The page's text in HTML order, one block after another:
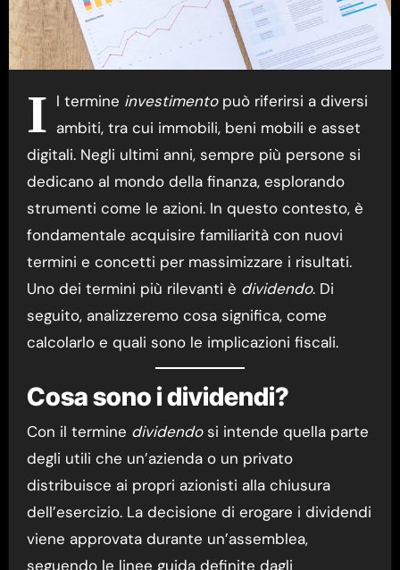
I l termine investimentopuò riferirsi a diversi
ambiti, tra cui immobili, beni mobili e asset
digitali. Negli ultimi anni, sempre più persone si
dedicano al mondo della finanza, esplorando
strumenti come le azioni. In questo contesto, è
fondamentale acquisire familiarità con nuovi
termini e concetti per massimizzare i risultati.
Uno dei termini più rilevanti è dividendo. Di
seguito, analizzeremo cosa significa, come
calcolarlo e quali sono le implicazioni fiscali.
Cosa sono i dividendi?
Con il termine dividendosi intende quella parte
degli utili che un’azienda o un privato
distribuisce ai propri azionisti alla chiusura
dell’esercizio. La decisione di erogare i dividendi
viene approvata durante un’assemblea,
seguendo le linee guida definite dagli